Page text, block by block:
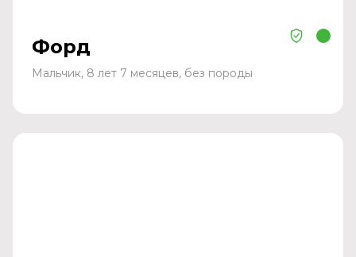
Форд
Мальчик, 8 лет 7 месяцев, без породы